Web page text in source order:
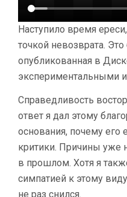
Наступило время
точкой невозврата.
опубликованная в
экспериментальными
Справедливость
ответ я дал этому
основания, почему
критики. Причины уже
в прошлом. Хотя я
симпатией к этому
не раз снился.